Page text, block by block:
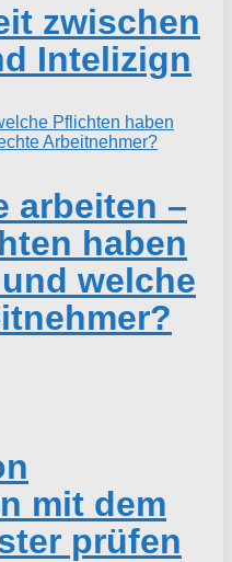
zwischen
Intelizign
arbeiten –
haben
welche
mit dem
prüfen